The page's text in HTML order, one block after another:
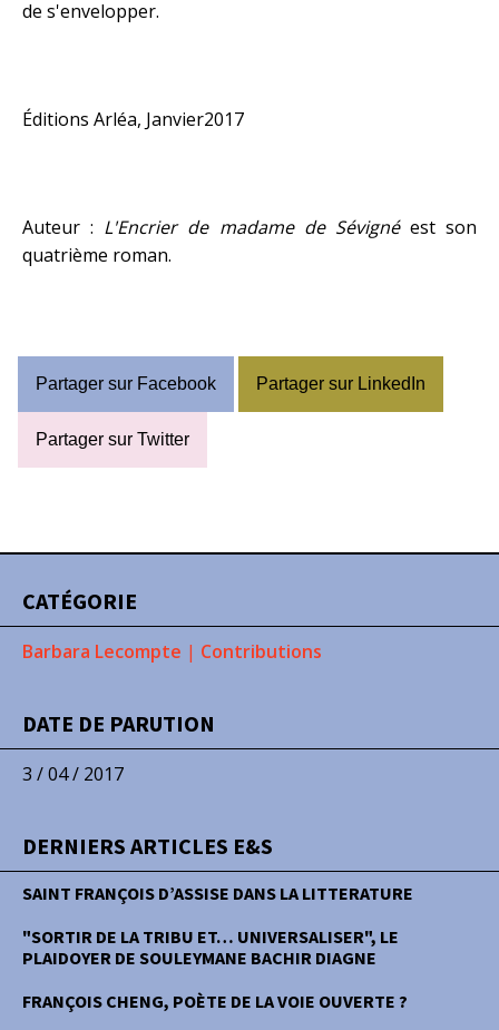
CATÉGORIE
Barbara Lecompte | Contributions
DATE DE PARUTION
3 / 04 / 2017
DERNIERS ARTICLES E&S
SAINT FRANÇOIS D’ASSISE DANS LA LITTERATURE
"SORTIR DE LA TRIBU ET… UNIVERSALISER", LE
PLAIDOYER DE SOULEYMANE BACHIR DIAGNE
FRANÇOIS CHENG, POÈTE DE LA VOIE OUVERTE ?
de s'envelopper.
Éditions Arléa, Janvier2017
Auteur : L'Encrier de madame de Sévignéest son
quatrième roman.
Partager sur Facebook Partager sur LinkedIn
Partager sur Twitter